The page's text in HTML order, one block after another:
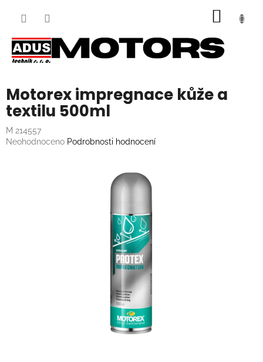
Motorex impregnace kůže a
textilu 500ml
M 214557
Průměrné
Neohodnoceno Podrobnosti hodnocení